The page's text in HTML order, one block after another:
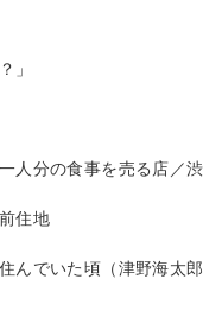
」
人分の食事を売る店／渋
住地
んでいた頃（津野海太郎